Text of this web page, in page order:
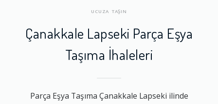
UCUZA TAŞIN
Çanakkale Lapseki Parça Eşya
Taşıma İhaleleri
Parça Eşya Taşıma Çanakkale Lapseki ilinde